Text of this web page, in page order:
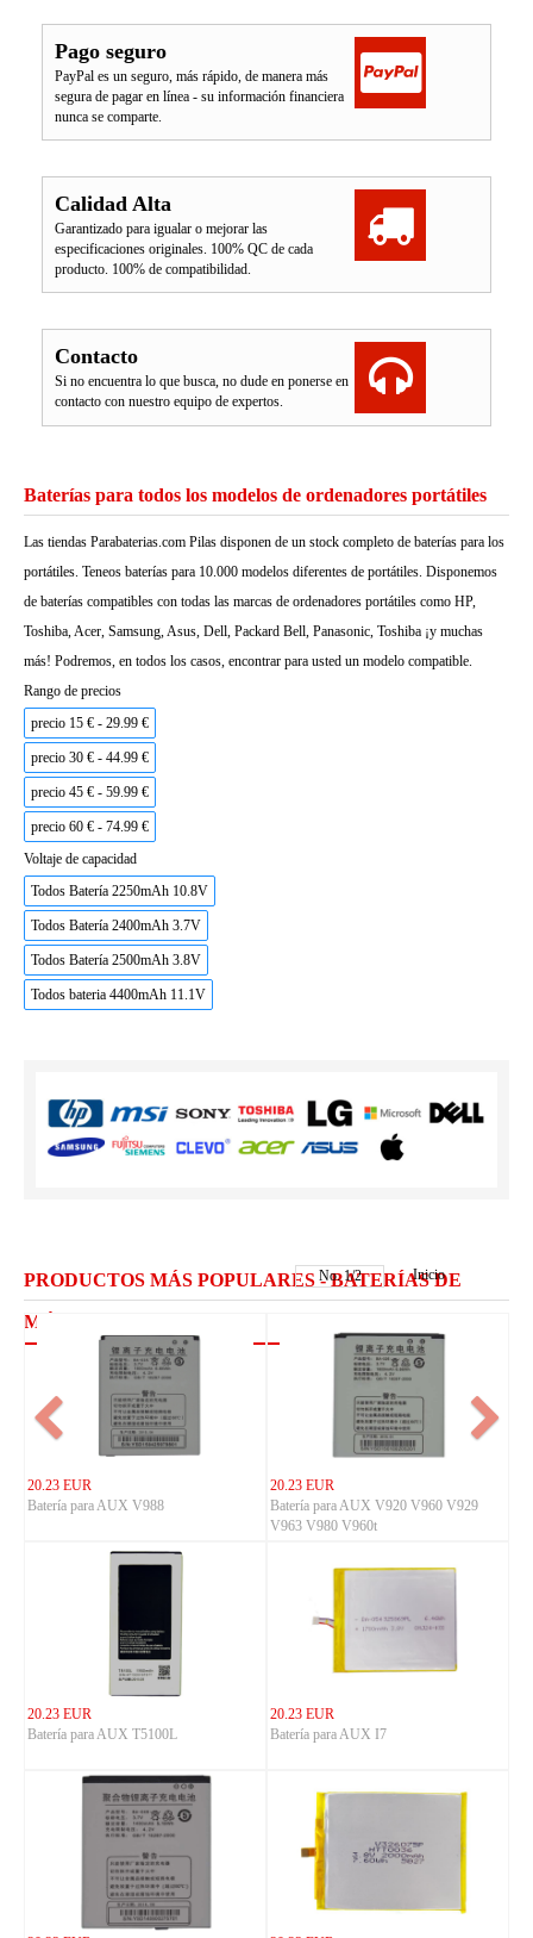
Pago seguro
PayPal es un seguro, más rápido, de manera más
segura de pagar en línea - su información financiera
nunca se comparte.
Calidad Alta
Garantizado para igualar o mejorar las
especificaciones originales. 100% QC de cada
producto. 100% de compatibilidad.
Contacto
Si no encuentra lo que busca, no dude en ponerse en
contacto con nuestro equipo de expertos.
Baterías para todos los modelos de ordenadores portátiles
Las tiendas Parabaterias.com Pilas disponen de un stock completo de baterías para los
portátiles. Teneos baterías para 10.000 modelos diferentes de portátiles. Disponemos
de baterías compatibles con todas las marcas de ordenadores portátiles como HP,
Toshiba, Acer, Samsung, Asus, Dell, Packard Bell, Panasonic, Toshiba ¡y muchas
más! Podremos, en todos los casos, encontrar para usted un modelo compatible.
Rango de precios
precio 15 € - 29.99 €
precio 30 € - 44.99 €
precio 45 € - 59.99 €
precio 60 € - 74.99 €
Voltaje de capacidad
Todos Batería 2250mAh 10.8V
Todos Batería 2400mAh 3.7V
Todos Batería 2500mAh 3.8V
Todos bateria 4400mAh 11.1V
PRODUCTOS MÁS POPULARES - BATERÍAS DE
MÓVILES AUX
No.1/2 Inicio
20.23 EUR
Batería para AUX V988
20.23 EUR
Batería para AUX V920 V960 V929
V963 V980 V960t
20.23 EUR
Batería para AUX T5100L
20.23 EUR
Batería para AUX I7